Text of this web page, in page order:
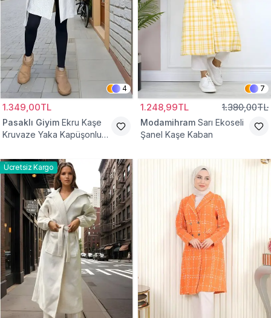
4
1.349,00TL
Pasaklı Giyim Ekru Kaşe
Kruvaze Yaka Kapüşonlu
7
1.248,99TL 1.380,00TL
Modamihram Sarı Ekoseli
Şanel Kaşe Kaban
Ücretsiz Kargo